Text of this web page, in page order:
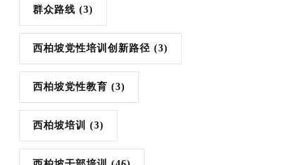
群众路线 (3)
西柏坡党性培训创新路径 (3)
西柏坡党性教育 (3)
西柏坡培训 (3)